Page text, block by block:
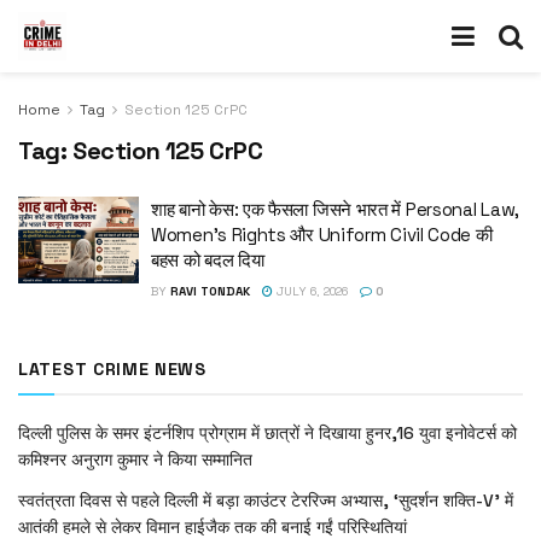
Home Tag Section 125 CrPC
Tag: Section 125 CrPC
शाह बानो केस: एक फैसला जिसने भारत में Personal Law,
Women’s Rights और Uniform Civil Code की
बहस को बदल दिया
BY RAVI TONDAK JULY 6, 2026 0
LATEST CRIME NEWS
दिल्ली पुलिस के समर इंटर्नशिप प्रोग्राम में छात्रों ने दिखाया हुनर,16 युवा इनोवेटर्स को
कमिश्नर अनुराग कुमार ने किया सम्मानित
स्वतंत्रता दिवस से पहले दिल्ली में बड़ा काउंटर टेररिज्म अभ्यास, ‘सुदर्शन शक्ति-V’ में
आतंकी हमले से लेकर विमान हाईजैक तक की बनाई गईं परिस्थितियां